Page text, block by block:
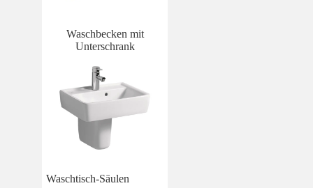
Waschbecken mit
Unterschrank
Waschtisch-Säulen